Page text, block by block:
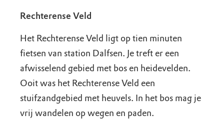
Rechterense Veld
Het Rechterense Veld ligt op tien minuten
fietsen van station Dalfsen. Je treft er een
afwisselend gebied met bos en heidevelden.
Ooit was het Rechterense Veld een
stuifzandgebied met heuvels. In het bos mag je
vrij wandelen op wegen en paden.